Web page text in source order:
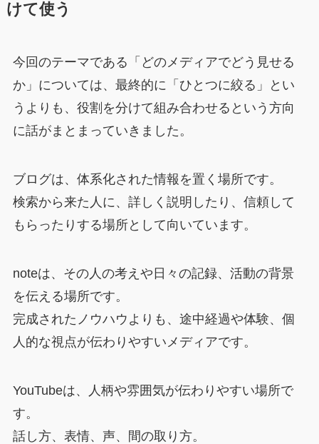
けて使う
今回のテーマである「どのメディアでどう見せる
か」については、最終的に「ひとつに絞る」とい
うよりも、役割を分けて組み合わせるという方向
に話がまとまっていきました。
ブログは、体系化された情報を置く場所です。
検索から来た人に、詳しく説明したり、信頼して
もらったりする場所として向いています。
noteは、その人の考えや日々の記録、活動の背景
を伝える場所です。
完成されたノウハウよりも、途中経過や体験、個
人的な視点が伝わりやすいメディアです。
YouTubeは、人柄や雰囲気が伝わりやすい場所で
す。
話し方、表情、声、間の取り方。